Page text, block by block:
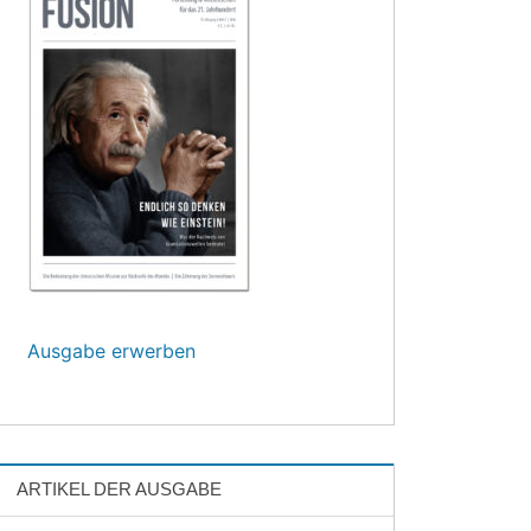
Ausgabe erwerben
ARTIKEL DER AUSGABE